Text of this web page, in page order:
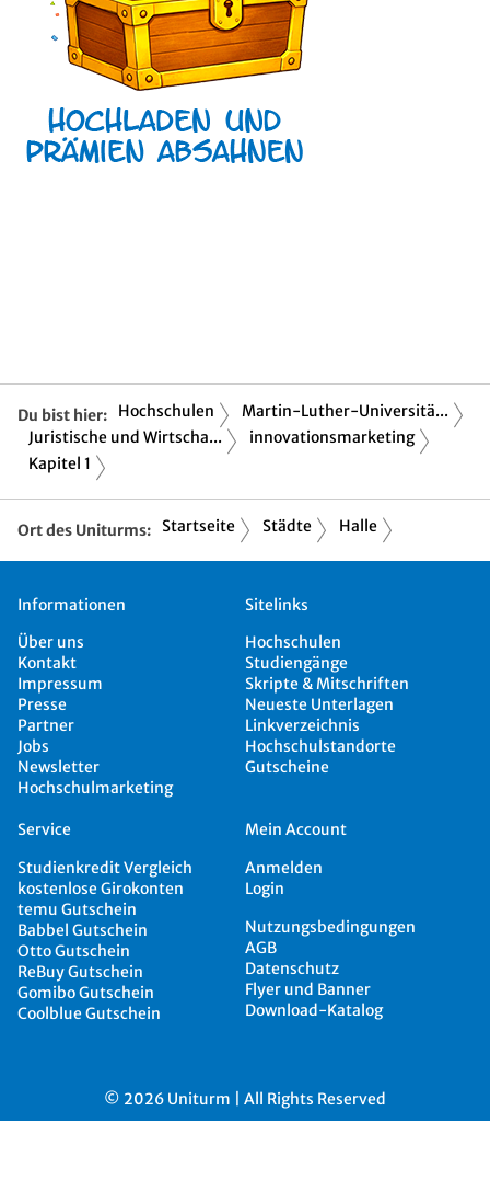
Du bist hier: Hochschulen
Martin-Luther-Universitä...
Juristische und Wirtscha...
innovationsmarketing
Kapitel 1
Ort des Uniturms: Startseite Städte Halle
Informationen
Über uns
Kontakt
Impressum
Presse
Partner
Jobs
Newsletter
Hochschulmarketing
Sitelinks
Hochschulen
Studiengänge
Skripte & Mitschriften
Neueste Unterlagen
Linkverzeichnis
Hochschulstandorte
Gutscheine
Service
Studienkredit Vergleich
kostenlose Girokonten
temu Gutschein
Babbel Gutschein
Otto Gutschein
ReBuy Gutschein
Gomibo Gutschein
Coolblue Gutschein
Mein Account
Anmelden
Login
Nutzungsbedingungen
AGB
Datenschutz
Flyer und Banner
Download-Katalog
© 2026 Uniturm | All Rights Reserved